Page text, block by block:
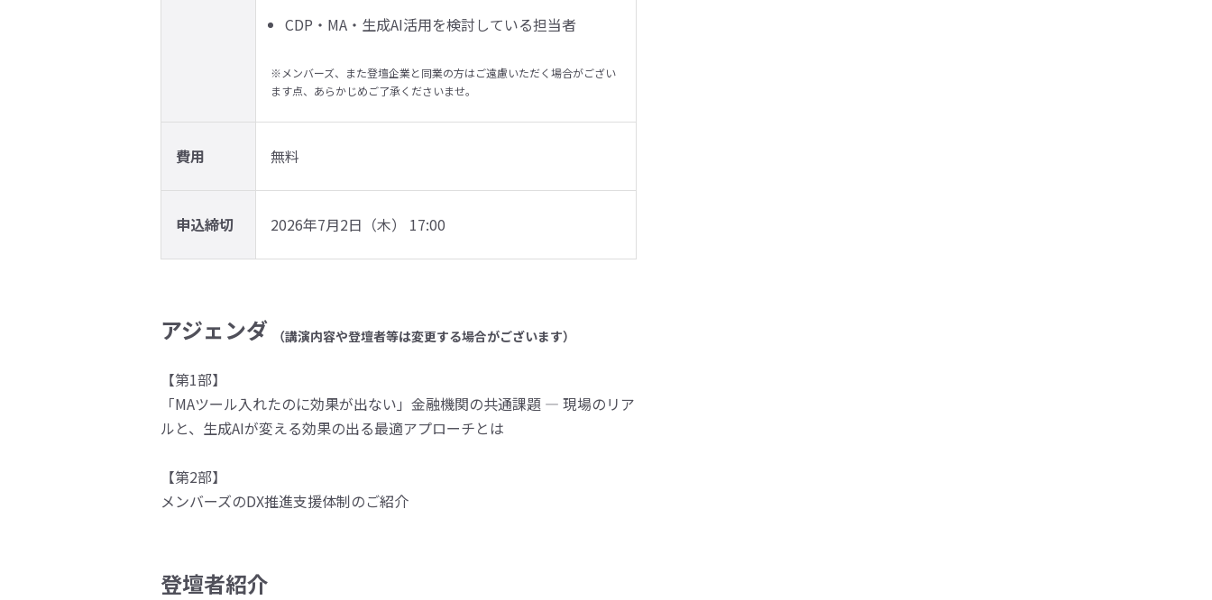
CDP・MA・生成AI活用を検討している担当者
※メンバーズ、また登壇企業と同業の方はご遠慮いただく場合がござい
ます点、あらかじめご了承くださいませ。
費用 無料
申込締切 2026年7月2日（木） 17:00
アジェンダ （講演内容や登壇者等は変更する場合がございます）
【第1部】
「MAツール入れたのに効果が出ない」金融機関の共通課題 ― 現場のリア
ルと、生成AIが変える効果の出る最適アプローチとは
【第2部】
メンバーズのDX推進支援体制のご紹介
登壇者紹介